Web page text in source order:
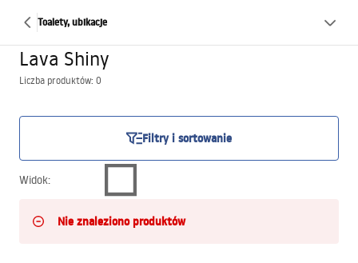
Toalety, ubikacje
Lava Shiny
Liczba produktów: 0
Filtry i sortowanie
Widok:
Nie znaleziono produktów